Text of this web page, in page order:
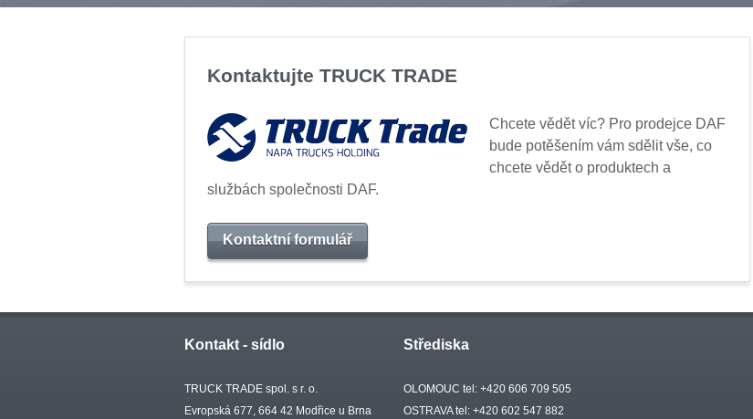
Kontaktujte TRUCK TRADE
Chcete vědět víc? Pro prodejce DAF
bude potěšením vám sdělit vše, co
chcete vědět o produktech a
službách společnosti DAF.
Kontaktní formulář
Kontakt - sídlo
TRUCK TRADE spol. s r. o.
Evropská 677, 664 42 Modřice u Brna
Střediska
OLOMOUC tel: +420 606 709 505
OSTRAVA tel: +420 602 547 882